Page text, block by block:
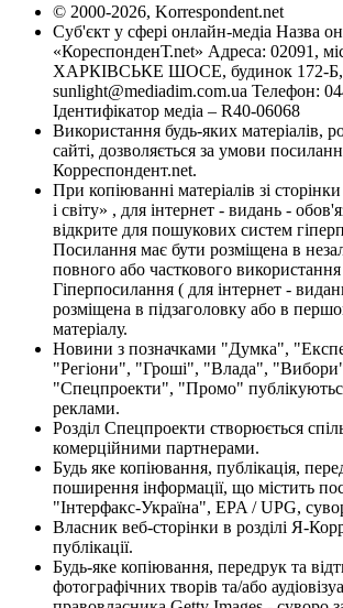
© 2000-2026, Korrespondent.net
Суб'єкт у сфері онлайн-медіа Назва
«КореспонденТ.net» Адреса: 02091,
ХАРКІВСЬКЕ ШОСЕ, будинок 172-Б,
sunlight@mediadim.com.ua Телефон:
Ідентифікатор медіа – R40-06068
Використання будь-яких матеріалів,
сайті, дозволяється за умови
Корреспондент.net.
При копіюванні матеріалів зі
і світу» , для інтернет - видань -
відкрите для пошукових систем
Посилання має бути розміщена в
повного або часткового використання
Гіперпосилання ( для інтернет -
розміщена в підзаголовку або в
матеріалу.
Новини з позначками "Думка",
"Регіони", "Гроші", "Влада",
"Спецпроекти", "Промо"
реклами.
Розділ Спецпроекти створюється
комерційними партнерами.
Будь яке копіювання, публікація,
поширення інформації, що містить
"Інтерфакс-Україна", EPA / UPG,
Власник веб-сторінки в розділі Я-
публікації.
Будь-яке копіювання, передрук та
фотографічних творів та/або